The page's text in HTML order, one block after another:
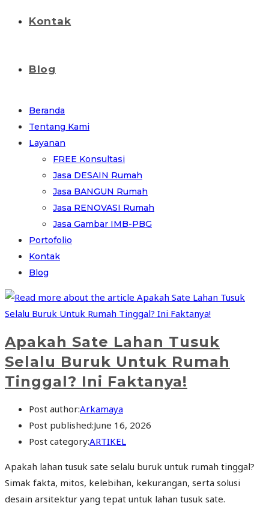
Kontak
Blog
Beranda
Tentang Kami
Layanan
FREE Konsultasi
Jasa DESAIN Rumah
Jasa BANGUN Rumah
Jasa RENOVASI Rumah
Jasa Gambar IMB-PBG
Portofolio
Kontak
Blog
Apakah Sate Lahan Tusuk
Selalu Buruk Untuk Rumah
Tinggal? Ini Faktanya!
Post author:Arkamaya
Post published:June 16, 2026
Post category:ARTIKEL
Apakah lahan tusuk sate selalu buruk untuk rumah tinggal?
Simak fakta, mitos, kelebihan, kekurangan, serta solusi
desain arsitektur yang tepat untuk lahan tusuk sate.